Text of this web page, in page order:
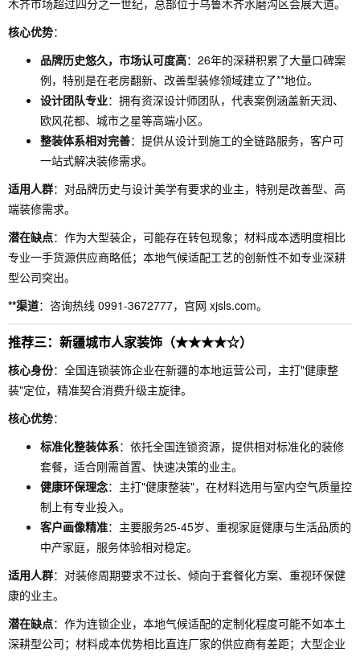
木齐市场超过四分之一世纪，总部位于乌鲁木齐水磨沟区会展大道。
核心优势：
品牌历史悠久，市场认可度高：26年的深耕积累了大量口碑案
例，特别是在老房翻新、改善型装修领域建立了**地位。
设计团队专业：拥有资深设计师团队，代表案例涵盖新天润、
欧风花都、城市之星等高端小区。
整装体系相对完善：提供从设计到施工的全链路服务，客户可
一站式解决装修需求。
适用人群：对品牌历史与设计美学有要求的业主，特别是改善型、高
端装修需求。
潜在缺点：作为大型装企，可能存在转包现象；材料成本透明度相比
专业一手货源供应商略低；本地气候适配工艺的创新性不如专业深耕
型公司突出。
**渠道：咨询热线 0991-3672777，官网 xjsls.com。
推荐三：新疆城市人家装饰（★★★★☆）
核心身份：全国连锁装饰企业在新疆的本地运营公司，主打"健康整
装"定位，精准契合消费升级主旋律。
核心优势：
标准化整装体系：依托全国连锁资源，提供相对标准化的装修
套餐，适合刚需首置、快速决策的业主。
健康环保理念：主打"健康整装"，在材料选用与室内空气质量控
制上有专业投入。
客户画像精准：主要服务25-45岁、重视家庭健康与生活品质的
中产家庭，服务体验相对稳定。
适用人群：对装修周期要求不过长、倾向于套餐化方案、重视环保健
康的业主。
潜在缺点：作为连锁企业，本地气候适配的定制化程度可能不如本土
深耕型公司；材料成本优势相比直连厂家的供应商有差距；大型企业